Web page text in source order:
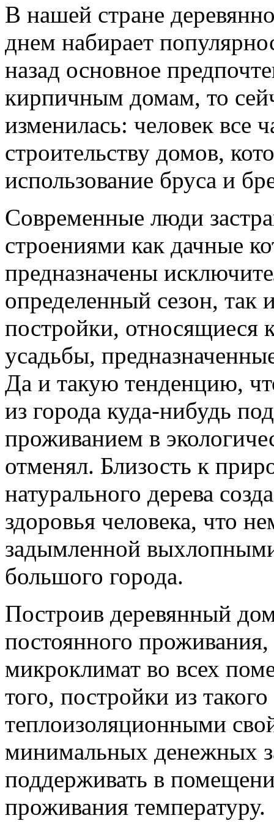
В нашей стране
днем набирает
назад основное
кирпичным домам, то
изменилась: человек все
строительству домов,
использование бруса и
Современные люди
строениями как дачные
предназначены
определенный сезон, так
постройки, относящиеся
усадьбы,
Да и такую тенденцию,
из города куда-нибудь
проживанием в
отменял. Близость к
натурального дерева
здоровья человека, что
задымленной
большого города.
Построив деревянный
постоянного
микроклимат во всех
того, постройки из
теплоизоляционными
минимальных денежных
поддерживать в
проживания температуру.